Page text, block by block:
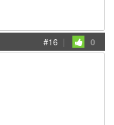
#16 | 0